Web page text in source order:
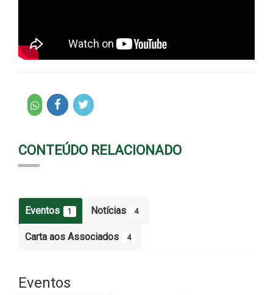
CONTEÚDO RELACIONADO
Eventos 1 Notícias 4
Carta aos Associados 4
Eventos